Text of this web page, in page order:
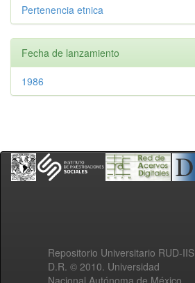
Pertenencia etnica
Fecha de lanzamiento
1986
Repositorio Universitario RUD-IIS
D.R. © 2010. Universidad
Nacional Autónoma de México.